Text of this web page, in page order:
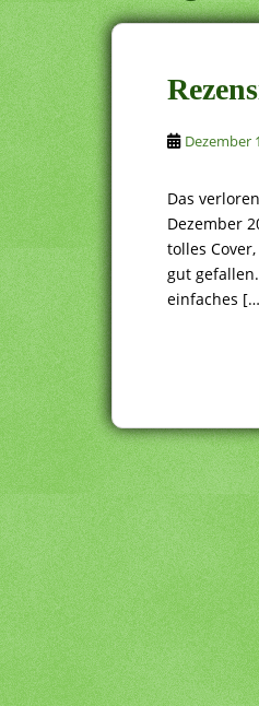
Dezember
Das
Dezember
tolles
gut
einfaches